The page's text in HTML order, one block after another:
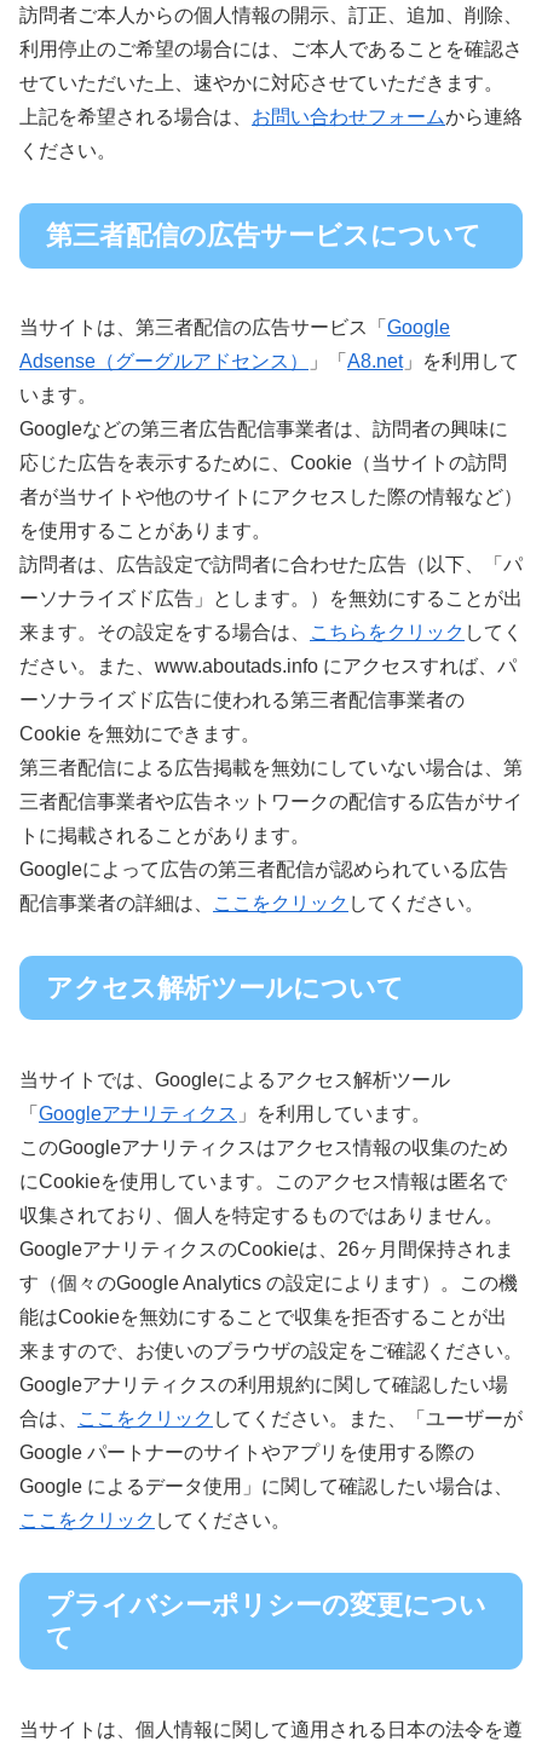
訪問者ご本人からの個人情報の開示、訂正、追加、削除、
利用停止のご希望の場合には、ご本人であることを確認さ
せていただいた上、速やかに対応させていただきます。
上記を希望される場合は、 お問い合わせフォームから連絡
ください。
第三者配信の広告サービスについて
当サイトは、第三者配信の広告サービス「 Google
Adsense（グーグルアドセンス）
」「 A8.net」を利用して
います。
Googleなどの第三者広告配信事業者は、訪問者の興味に
応じた広告を表示するために、Cookie（当サイトの訪問
者が当サイトや他のサイトにアクセスした際の情報など）
を使用することがあります。
訪問者は、広告設定で訪問者に合わせた広告（以下、「パ
ーソナライズド広告」とします。）を無効にすることが出
来ます。その設定をする場合は、
こちらをクリック してく
ださい。また、www.aboutads.info にアクセスすれば、パ
ーソナライズド広告に使われる第三者配信事業者の
Cookie を無効にできます。
第三者配信による広告掲載を無効にしていない場合は、第
三者配信事業者や広告ネットワークの配信する広告がサイ
トに掲載されることがあります。
Googleによって広告の第三者配信が認められている広告
配信事業者の詳細は、
ここをクリック してください。
アクセス解析ツールについて
当サイトでは、Googleによるアクセス解析ツール
「 Googleアナリティクス 」を利用しています。
このGoogleアナリティクスはアクセス情報の収集のため
にCookieを使用しています。このアクセス情報は匿名で
収集されており、個人を特定するものではありません。
GoogleアナリティクスのCookieは、26ヶ月間保持されま
す（個々のGoogle Analytics の設定によります）。この機
能はCookieを無効にすることで収集を拒否することが出
来ますので、お使いのブラウザの設定をご確認ください。
Googleアナリティクスの利用規約に関して確認したい場
合は、
ここをクリック してください。また、「ユーザーが
Google パートナーのサイトやアプリを使用する際の
Google によるデータ使用」に関して確認したい場合は、
ここをクリック してください。
プライバシーポリシーの変更につい
て
当サイトは、個人情報に関して適用される日本の法令を遵